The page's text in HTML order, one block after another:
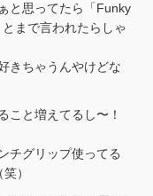
と思ってたら「Funky
まで言われたらしゃ
きちゃうんやけどな
こと増えてるし〜！
チグリップ使ってる
）